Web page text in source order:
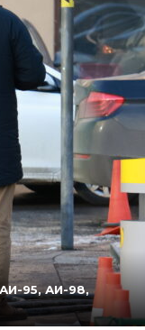
95, АИ-98,